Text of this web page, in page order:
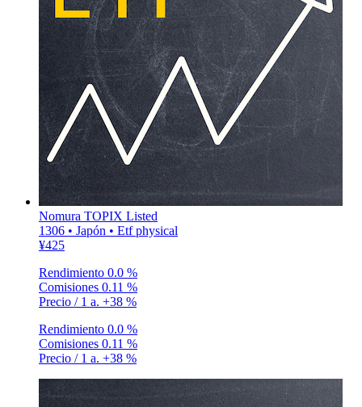
Nomura TOPIX Listed
1306 • Japón • Etf physical
¥425
Rendimiento 0.0 %
Comisiones 0.11 %
Precio / 1 a. +38 %
Rendimiento 0.0 %
Comisiones 0.11 %
Precio / 1 a. +38 %